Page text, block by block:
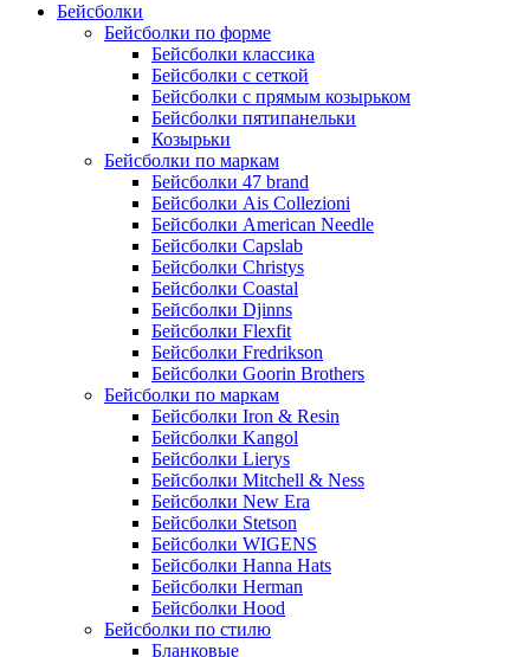
Бейсболки
Бейсболки по форме
Бейсболки классика
Бейсболки с сеткой
Бейсболки с прямым козырьком
Бейсболки пятипанельки
Козырьки
Бейсболки по маркам
Бейсболки 47 brand
Бейсболки Ais Collezioni
Бейсболки American Needle
Бейсболки Capslab
Бейсболки Christys
Бейсболки Coastal
Бейсболки Djinns
Бейсболки Flexfit
Бейсболки Fredrikson
Бейсболки Goorin Brothers
Бейсболки по маркам
Бейсболки Iron & Resin
Бейсболки Kangol
Бейсболки Lierys
Бейсболки Mitchell & Ness
Бейсболки New Era
Бейсболки Stetson
Бейсболки WIGENS
Бейсболки Hanna Hats
Бейсболки Herman
Бейсболки Hood
Бейсболки по стилю
Бланковые